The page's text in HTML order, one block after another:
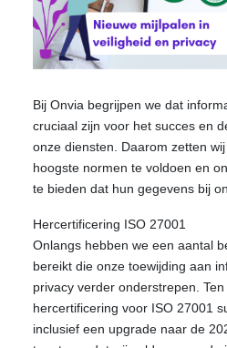
Bij Onvia begrijpen we dat
cruciaal zijn voor het succes en
onze diensten. Daarom zetten
hoogste normen te voldoen en
te bieden dat hun gegevens bij
Hercertificering ISO 27001
Onlangs hebben we een aantal
bereikt die onze toewijding aan
privacy verder onderstrepen.
hercertificering voor ISO 27001
inclusief een upgrade naar de